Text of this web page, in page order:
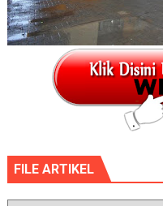
FILE ARTIKEL